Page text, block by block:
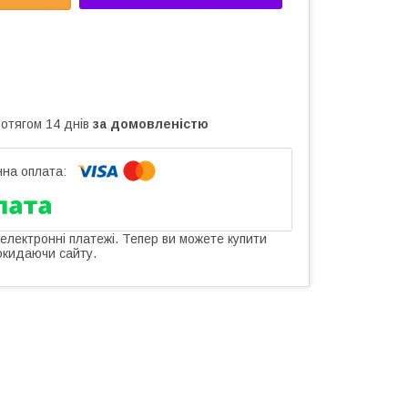
14 днів за домовленістю
платежі. Тепер ви можете купити
сайту.